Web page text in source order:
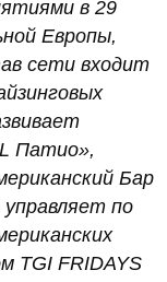
в 29
Европы,
сети входит
Патио»,
Бар
по
TGI FRIDAYS